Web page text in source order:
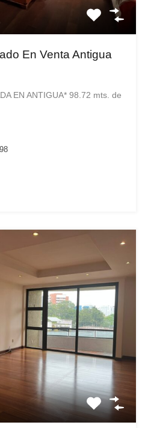
En Venta Antigua
EN ANTIGUA* 98.72 mts. de
98